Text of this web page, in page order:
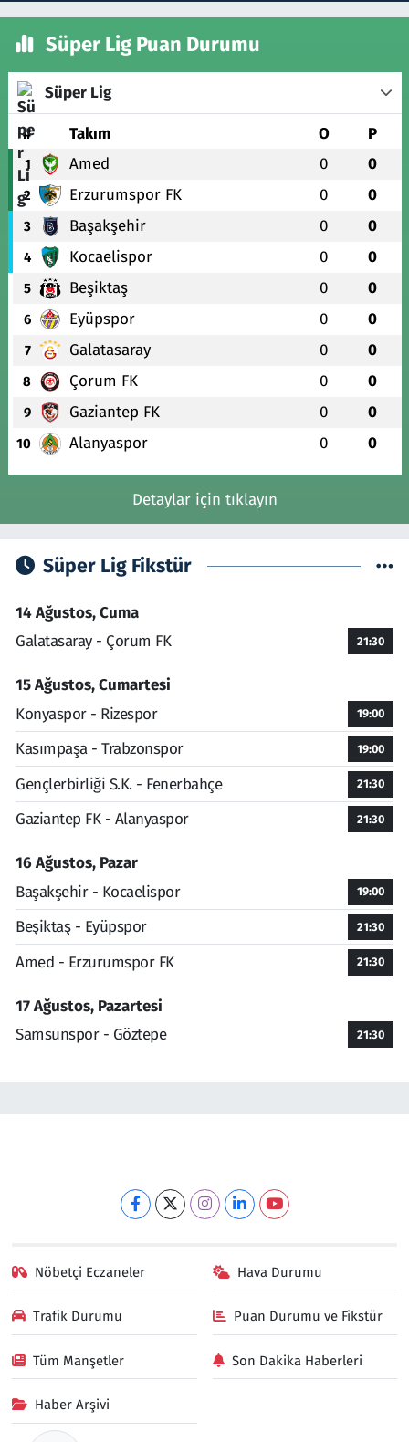
Süper Lig Puan Durumu
Süper Lig
# Takım O P
1 Amed 0 0
2 Erzurumspor FK 0 0
3 Başakşehir 0 0
4 Kocaelispor 0 0
5 Beşiktaş 0 0
6 Eyüpspor 0 0
7 Galatasaray 0 0
8 Çorum FK 0 0
9 Gaziantep FK 0 0
10 Alanyaspor 0 0
Detaylar için tıklayın
Süper Lig Fikstür
14 Ağustos, Cuma
Galatasaray - Çorum FK
21:30
15 Ağustos, Cumartesi
Konyaspor - Rizespor
19:00
Kasımpaşa - Trabzonspor 19:00
Gençlerbirliği S.K. - Fenerbahçe 21:30
Gaziantep FK - Alanyaspor 21:30
16 Ağustos, Pazar
Başakşehir - Kocaelispor
19:00
Beşiktaş - Eyüpspor 21:30
Amed - Erzurumspor FK 21:30
17 Ağustos, Pazartesi
Samsunspor - Göztepe
21:30
Nöbetçi Eczaneler Hava Durumu
Trafik Durumu Puan Durumu ve Fikstür
Tüm Manşetler Son Dakika Haberleri
Haber Arşivi